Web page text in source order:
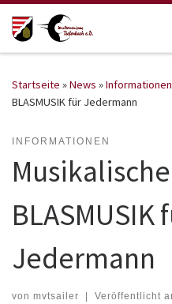
Zum Inhalt springen
Startseite »News »Informationen
BLASMUSIK für Jedermann
INFORMATIONEN
BLASMUSIK
Jedermann
von mvtsailer | Veröffentlicht